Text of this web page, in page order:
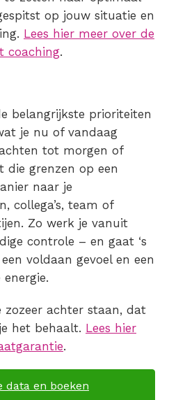
op jouw situatie en
Lees hier meer over de
coaching.
belangrijkste prioriteiten
je nu of vandaag
tot morgen of
die grenzen op een
naar je
collega’s, team of
Zo werk je vanuit
controle – en gaat ‘s
voldaan gevoel en een
achter staan, dat
het behaalt. Lees hier
.
data en boeken